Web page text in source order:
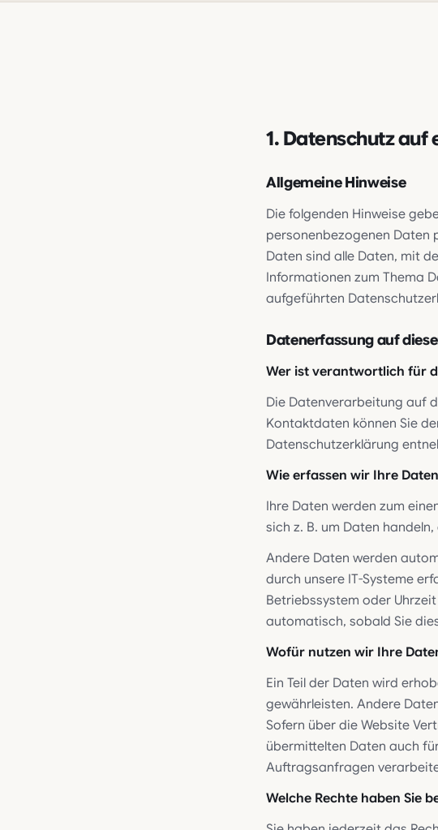
1. Datenschutz auf
Allgemeine Hinweise
Die folgenden Hinweise
personenbezogenen Daten
Daten sind alle Daten, mit
Informationen zum Thema
aufgeführten
Datenerfassung auf
Wer ist verantwortlich für
Die Datenverarbeitung auf
Kontaktdaten können Sie
Datenschutzerklärung
Wie erfassen wir Ihre
Ihre Daten werden zum
sich z. B. um Daten
Andere Daten werden
durch unsere IT-Systeme
Betriebssystem oder
automatisch, sobald Sie
Wofür nutzen wir Ihre
Ein Teil der Daten wird
gewährleisten. Andere
Sofern über die Website
übermittelten Daten auch
Auftragsanfragen
Welche Rechte haben Sie